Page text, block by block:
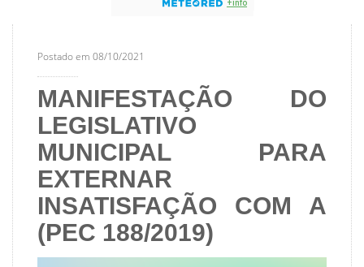
Postado em 08/10/2021
MANIFESTAÇÃO DO
LEGISLATIVO
MUNICIPAL PARA
EXTERNAR
INSATISFAÇÃO COM A
(PEC 188/2019)